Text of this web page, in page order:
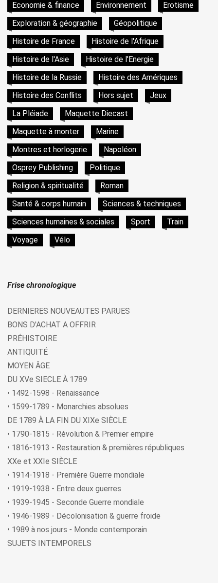
Economie & finance
Environnement
Erotisme
Exploration & géographie
Géopolitique
Histoire de France
Histoire de l'Afrique
Histoire de l'Asie
Histoire de l'Energie
Histoire de la Russie
Histoire des Amériques
Histoire des Conflits
Hors sujet
Jeux
La Pléiade
Maquette Diecast
Maquette à monter
Marine
Montres et horlogerie
Napoléon
Osprey Publishing
Politique
Religion & spiritualité
Roman
Santé & corps humain
Sciences & techniques
Sciences humaines & sociales
Sport
Train
Voyage
Vélo
Frise chronologique
DERNIERES NOUVEAUTES PARUES
BONS D'ACHAT A OFFRIR
PRÉHISTOIRE
ANTIQUITÉ
MOYEN ÂGE
DU XVe SIECLE À 1789
• 1492-1598 - Renaissance
• 1599-1789 - Monarchies absolues
DE 1789 À LA FIN DU XIXe SIÈCLE
• 1790-1815 - Révolution & Premier empire
• 1816-1913 - Restauration & premières républiques
XXe et XXIe SIÈCLE
• 1914-1918 - Première Guerre mondiale
• 1919-1938 - Entre deux guerres
• 1939-1945 - Seconde Guerre mondiale
• 1946-1989 - Décolonisation & guerre froide
• 1989 à nos jours - Monde contemporain
SUJETS INTEMPORELS